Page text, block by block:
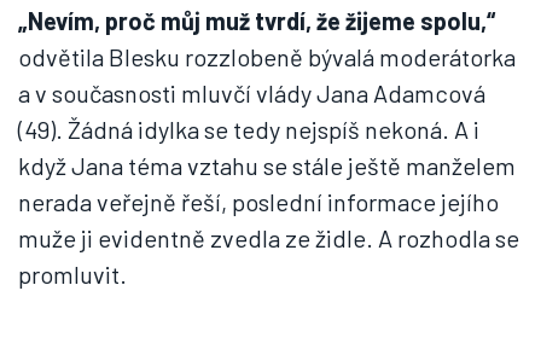
„Nevím, proč můj muž tvrdí, že žijeme spolu,“
odvětila Blesku rozzlobeně bývalá moderátorka
a v současnosti mluvčí vlády Jana Adamcová
(49). Žádná idylka se tedy nejspíš nekoná. A i
když Jana téma vztahu se stále ještě manželem
nerada veřejně řeší, poslední informace jejího
muže ji evidentně zvedla ze židle. A rozhodla se
promluvit.